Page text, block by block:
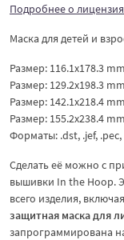
Подробнее о
Маска для детей и
Размер: 116.1x178.3
Размер: 129.2x198.3
Размер: 142.1x218.4
Размер: 155.2x238.4
Форматы: .dst, .jef, .pec,
Сделать её можно с
вышивки In the Hoop.
всего изделия,
защитная маска для
запрограммирована